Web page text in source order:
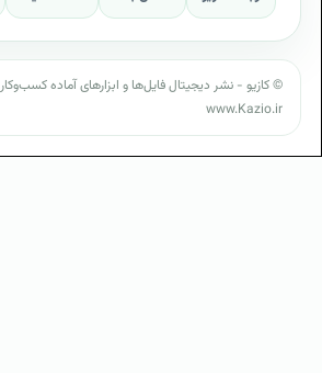
© کازیو - نشر دیجیتال فایل‌ها و ابزارهای آماده کسب‌وکار
www.Kazio.ir